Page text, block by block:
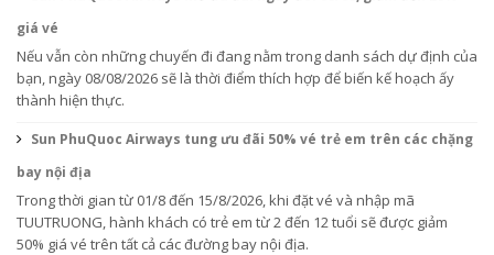
giá vé
Nếu vẫn còn những chuyến đi đang nằm trong danh sách dự định của
bạn, ngày 08/08/2026 sẽ là thời điểm thích hợp để biến kế hoạch ấy
thành hiện thực.
Sun PhuQuoc Airways tung ưu đãi 50% vé trẻ em trên các chặng
bay nội địa
Trong thời gian từ 01/8 đến 15/8/2026, khi đặt vé và nhập mã
TUUTRUONG, hành khách có trẻ em từ 2 đến 12 tuổi sẽ được giảm
50% giá vé trên tất cả các đường bay nội địa.